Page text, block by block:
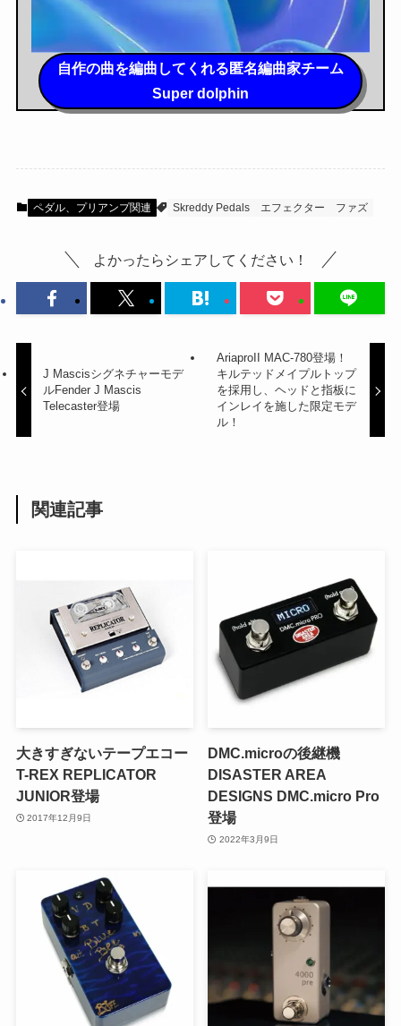
自作の曲を編曲してくれる匿名編曲家チーム
Super dolphin
ペダル、プリアンプ関連 Skreddy Pedals エフェクター ファズ
よかったらシェアしてください！
J Mascisシグネチャーモデ
ルFender J Mascis
Telecaster登場
AriaproII MAC-780登場！
キルテッドメイプルトップ
を採用し、ヘッドと指板に
インレイを施した限定モデ
ル！
関連記事
大きすぎないテープエコー
T-REX REPLICATOR
JUNIOR登場
2017年12月9日
DMC.microの後継機
DISASTER AREA
DESIGNS DMC.micro Pro
登場
2022年3月9日